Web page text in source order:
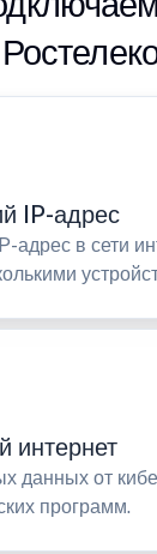
IP-адрес
адрес в сети
интернет
данных от
программ.